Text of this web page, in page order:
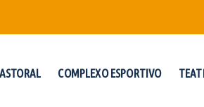
COMPLEXO ESPORTIVO